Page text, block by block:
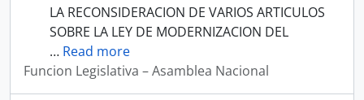
LA RECONSIDERACION DE VARIOS ARTICULOS
SOBRE LA LEY DE MODERNIZACION DEL
… Read more
Funcion Legislativa – Asamblea Nacional